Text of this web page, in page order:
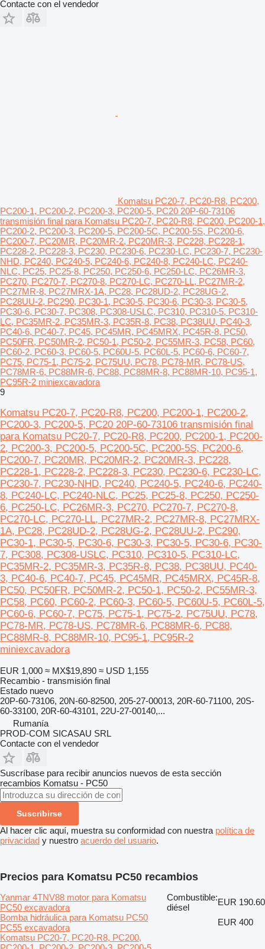
Contacte con el vendedor
Komatsu PC20-7, PC20-R8, PC200,
PC200-1, PC200-2, PC200-3, PC200-5, PC20 20P-60-73106
transmisión final para Komatsu PC20-7, PC20-R8, PC200, PC200-1,
PC200-2, PC200-3, PC200-5, PC200-5C, PC200-5S, PC200-6,
PC200-7, PC20MR, PC20MR-2, PC20MR-3, PC228, PC228-1,
PC228-2, PC228-3, PC230, PC230-6, PC230-LC, PC230-7, PC230-
NHD, PC240, PC240-5, PC240-6, PC240-8, PC240-LC, PC240-
NLC, PC25, PC25-8, PC250, PC250-6, PC250-LC, PC26MR-3,
PC270, PC270-7, PC270-8, PC270-LC, PC270-LL, PC27MR-2,
PC27MR-8, PC27MRX-1A, PC28, PC28UD-2, PC28UG-2,
PC28UU-2, PC290, PC30-1, PC30-5, PC30-6, PC30-3, PC30-5,
PC30-6, PC30-7, PC308, PC308-USLC, PC310, PC310-5, PC310-
LC, PC35MR-2, PC35MR-3, PC35R-8, PC38, PC38UU, PC40-3,
PC40-6, PC40-7, PC45, PC45MR, PC45MRX, PC45R-8, PC50,
PC50FR, PC50MR-2, PC50-1, PC50-2, PC55MR-3, PC58, PC60,
PC60-2, PC60-3, PC60-5, PC60U-5, PC60L-5, PC60-6, PC60-7,
PC75, PC75-1, PC75-2, PC75UU, PC78, PC78-MR, PC78-US,
PC78MR-6, PC88MR-6, PC88, PC88MR-8, PC88MR-10, PC95-1,
PC95R-2 miniexcavadora
9
Komatsu PC20-7, PC20-R8, PC200, PC200-1, PC200-2,
PC200-3, PC200-5, PC20 20P-60-73106 transmisión final
para Komatsu PC20-7, PC20-R8, PC200, PC200-1, PC200-
2, PC200-3, PC200-5, PC200-5C, PC200-5S, PC200-6,
PC200-7, PC20MR, PC20MR-2, PC20MR-3, PC228,
PC228-1, PC228-2, PC228-3, PC230, PC230-6, PC230-LC,
PC230-7, PC230-NHD, PC240, PC240-5, PC240-6, PC240-
8, PC240-LC, PC240-NLC, PC25, PC25-8, PC250, PC250-
6, PC250-LC, PC26MR-3, PC270, PC270-7, PC270-8,
PC270-LC, PC270-LL, PC27MR-2, PC27MR-8, PC27MRX-
1A, PC28, PC28UD-2, PC28UG-2, PC28UU-2, PC290,
PC30-1, PC30-5, PC30-6, PC30-3, PC30-5, PC30-6, PC30-
7, PC308, PC308-USLC, PC310, PC310-5, PC310-LC,
PC35MR-2, PC35MR-3, PC35R-8, PC38, PC38UU, PC40-
3, PC40-6, PC40-7, PC45, PC45MR, PC45MRX, PC45R-8,
PC50, PC50FR, PC50MR-2, PC50-1, PC50-2, PC55MR-3,
PC58, PC60, PC60-2, PC60-3, PC60-5, PC60U-5, PC60L-5,
PC60-6, PC60-7, PC75, PC75-1, PC75-2, PC75UU, PC78,
PC78-MR, PC78-US, PC78MR-6, PC88MR-6, PC88,
PC88MR-8, PC88MR-10, PC95-1, PC95R-2
miniexcavadora
EUR 1,000 ≈ MX$19,890 ≈ USD 1,155
Recambio - transmisión final
Estado nuevo
20P-60-73106, 20N-60-82500, 205-27-00013, 20R-60-71100, 20S-
60-33100, 20R-60-43101, 22U-27-00140,...
Rumanía
PROD-COM SICASAU SRL
Contacte con el vendedor
Suscríbase para recibir anuncios nuevos de esta sección
recambios Komatsu - PC50
Suscribirse
Al hacer clic aquí, muestra su conformidad con nuestra política de
privacidad y nuestro acuerdo del usuario.
Precios para Komatsu PC50 recambios
Yanmar 4TNV88 motor para Komatsu
PC50 excavadora
Combustible:
diésel
EUR 190.60
Bomba hidráulica para Komatsu PC50
PC55 excavadora
EUR 400
Komatsu PC20-7, PC20-R8, PC200,